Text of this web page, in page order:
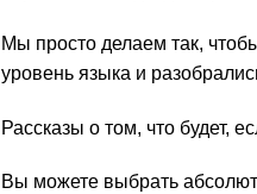
Мы просто делаем так,
уровень языка и
Рассказы о том, что будет,
Вы можете выбрать